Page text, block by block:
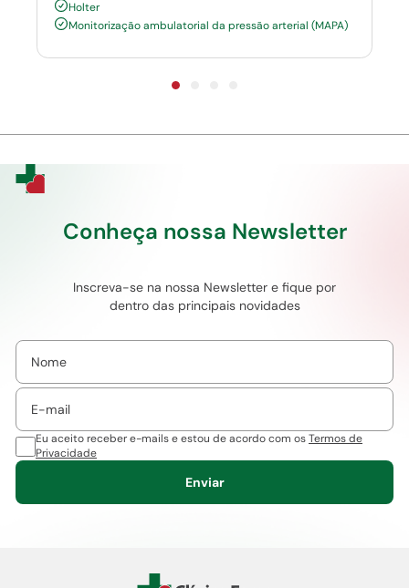
Holter
Monitorização ambulatorial da pressão arterial (MAPA)
Conheça nossa Newsletter
Inscreva-se na nossa Newsletter e fique por
dentro das principais novidades
Eu aceito receber e-mails e estou de acordo com osTermos de
Privacidade
Enviar